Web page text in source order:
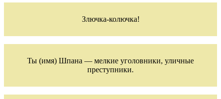
Злючка-колючка!
Ты (имя) Шпана — мелкие уголовники, уличные
преступники.